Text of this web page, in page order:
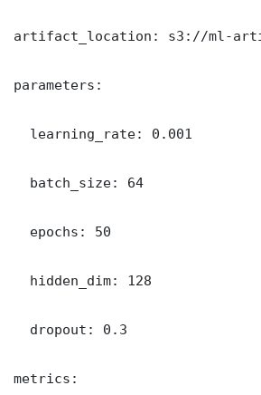
artifact_location: s3://ml-
parameters:
  learning_rate: 0.001
  batch_size: 64
  epochs: 50
  hidden_dim: 128
  dropout: 0.3
metrics: